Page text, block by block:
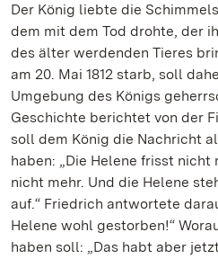
Der König liebte die
dem mit dem Tod drohte, der
des älter werdenden Tieres
am 20. Mai 1812 starb, soll
Umgebung des Königs
Geschichte berichtet von der
soll dem König die Nachricht
haben: „Die Helene frisst nicht
nicht mehr. Und die Helene
auf.“ Friedrich antwortete
Helene wohl gestorben!“
haben soll: „Das habt aber